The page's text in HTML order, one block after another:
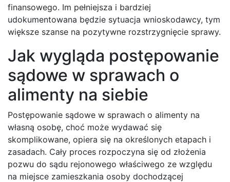
finansowego. Im pełniejsza i bardziej
udokumentowana będzie sytuacja wnioskodawcy, tym
większe szanse na pozytywne rozstrzygnięcie sprawy.
Jak wygląda postępowanie
sądowe w sprawach o
alimenty na siebie
Postępowanie sądowe w sprawach o alimenty na
własną osobę, choć może wydawać się
skomplikowane, opiera się na określonych etapach i
zasadach. Cały proces rozpoczyna się od złożenia
pozwu do sądu rejonowego właściwego ze względu
na miejsce zamieszkania osoby dochodzącej